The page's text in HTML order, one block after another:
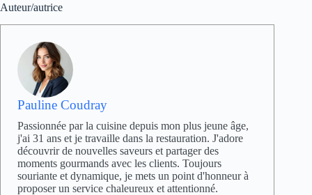
Auteur/autrice
Pauline Coudray
Passionnée par la cuisine depuis mon plus jeune âge,
j'ai 31 ans et je travaille dans la restauration. J'adore
découvrir de nouvelles saveurs et partager des
moments gourmands avec les clients. Toujours
souriante et dynamique, je mets un point d'honneur à
proposer un service chaleureux et attentionné.